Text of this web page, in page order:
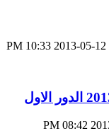
10:33 PM
08:42 PM